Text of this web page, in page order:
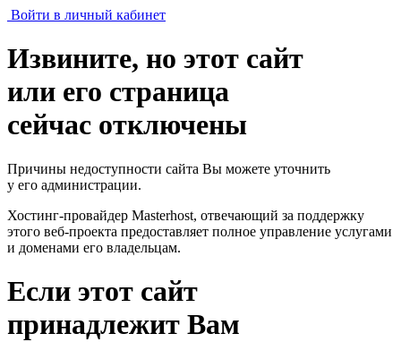
Войти в личный кабинет
Извините, но этот сайт
или его страница
сейчас отключены
Причины недоступности сайта Вы можете уточнить
у его администрации.
Хостинг-провайдер Masterhost, отвечающий за поддержку
этого веб-проекта предоставляет полное управление услугами
и доменами его владельцам.
Если этот сайт
принадлежит Вам